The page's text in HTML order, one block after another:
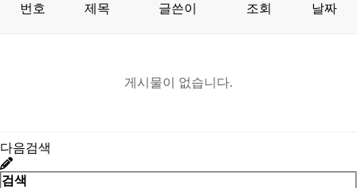
번호 제목 글쓴이 조회 날짜
게시물이 없습니다.
다음검색
검색